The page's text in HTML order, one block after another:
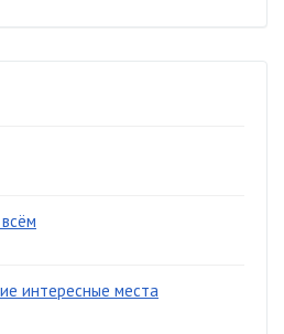
интересные места